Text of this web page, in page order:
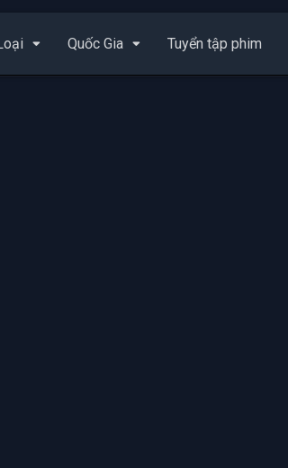
Quốc Gia Tuyển tập phim